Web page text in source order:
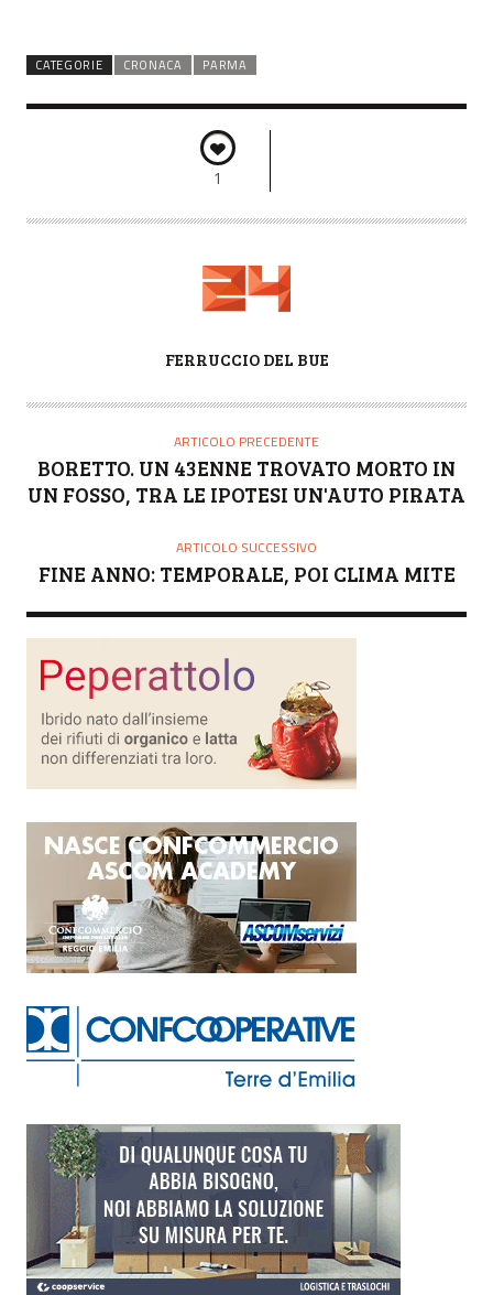
CATEGORIE CRONACA PARMA
1
T
R
E
FERRUCCIO DEL BUE
ARTICOLO PRECEDENTE
BORETTO. UN 43ENNE TROVATO MORTO IN
UN FOSSO, TRA LE IPOTESI UN'AUTO PIRATA
ARTICOLO SUCCESSIVO
FINE ANNO: TEMPORALE, POI CLIMA MITE